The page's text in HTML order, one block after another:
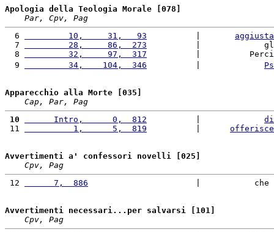
Apologia della Teologia Morale [078]
Par, Cpv, Pag
  6
         10,     31,   93
  7
         28,     86,  273
|
  8
         32,     97,  317
|
  9
         34,    104,  346
Apparecchio alla Morte [035]
Cap, Par, Pag
10
      Intro,      0,  812
11
          1,      5,  819
offerisce
Avvertimenti a' confessori novelli [025]
Cpv, Pag
12
      7,  886
                      |           che
Avvertimenti necessari...per salvarsi [101]
Cpv, Pag